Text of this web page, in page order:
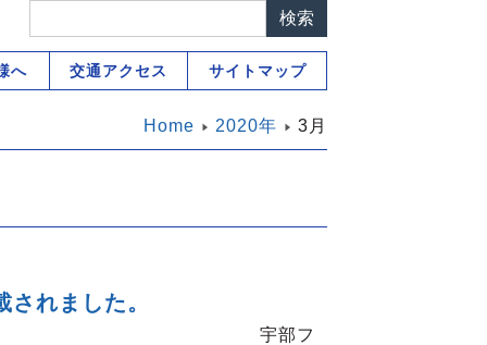
へ 交通アクセス サイトマップ
Home 2020年 3月
れました。
祝辞 宇部フ